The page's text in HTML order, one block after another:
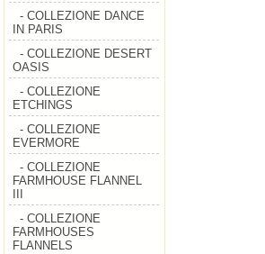
- COLLEZIONE DANCE
IN PARIS
- COLLEZIONE DESERT
OASIS
- COLLEZIONE
ETCHINGS
- COLLEZIONE
EVERMORE
- COLLEZIONE
FARMHOUSE FLANNEL
- COLLEZIONE
FARMHOUSES
FLANNELS